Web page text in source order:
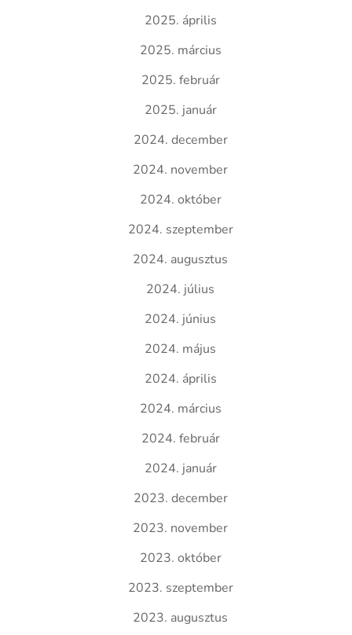
2025. április
2025. március
2025. február
2025. január
2024. december
2024. november
2024. október
2024. szeptember
2024. augusztus
2024. július
2024. június
2024. május
2024. április
2024. március
2024. február
2024. január
2023. december
2023. november
2023. október
2023. szeptember
2023. augusztus